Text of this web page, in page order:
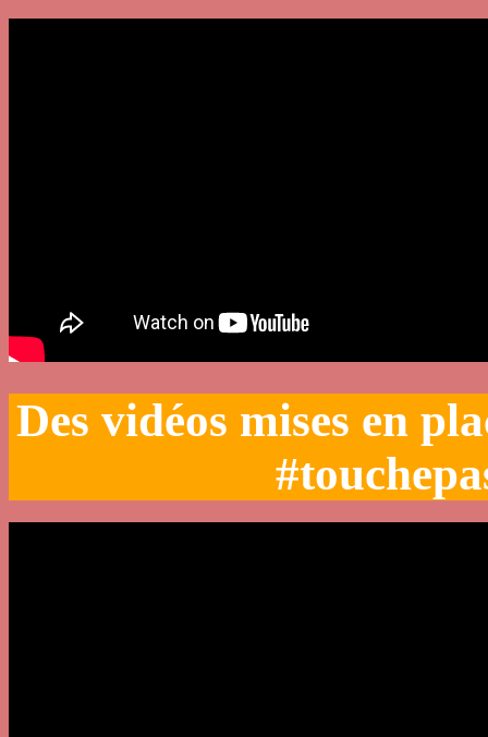
Des vidéos mises en